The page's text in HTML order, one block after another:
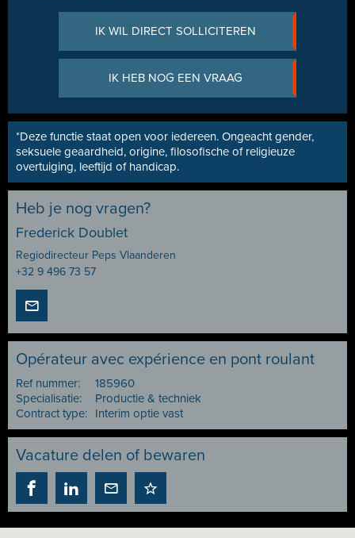
IK WIL DIRECT SOLLICITEREN
IK HEB NOG EEN VRAAG
*Deze functie staat open voor iedereen. Ongeacht gender,
seksuele geaardheid, origine, filosofische of religieuze
overtuiging, leeftijd of handicap.
Heb je nog vragen?
Frederick Doublet
Regiodirecteur Peps Vlaanderen
+32 9 496 73 57
Opérateur avec expérience en pont roulant
Ref nummer:
185960
Specialisatie:
Productie & techniek
Contract type:
Interim optie vast
Vacature delen of bewaren